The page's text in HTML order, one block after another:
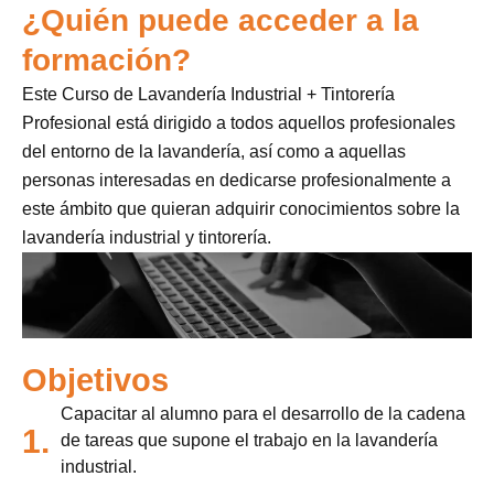
¿Quién puede acceder a la
formación?
Este Curso de Lavandería Industrial + Tintorería
Profesional está dirigido a todos aquellos profesionales
del entorno de la lavandería, así como a aquellas
personas interesadas en dedicarse profesionalmente a
este ámbito que quieran adquirir conocimientos sobre la
lavandería industrial y tintorería.
Objetivos
1.
Capacitar al alumno para el desarrollo de la cadena
de tareas que supone el trabajo en la lavandería
industrial.